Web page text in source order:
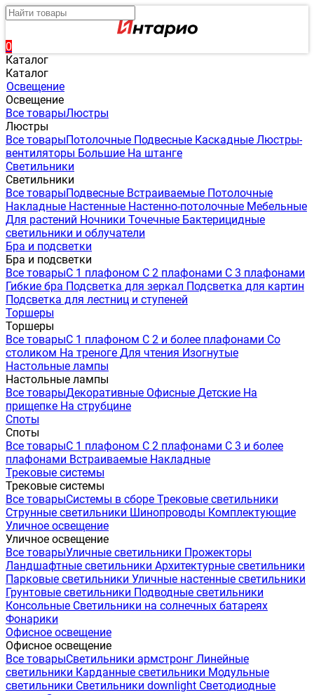
0
Каталог
Каталог
Освещение
Освещение
Все товарыЛюстры
Люстры
Все товарыПотолочные Подвесные Каскадные Люстры-
вентиляторы Большие На штанге
Светильники
Светильники
Все товарыПодвесные Встраиваемые Потолочные
Накладные Настенные Настенно-потолочные Мебельные
Для растений Ночники Точечные Бактерицидные
светильники и облучатели
Бра и подсветки
Бра и подсветки
Все товарыС 1 плафоном С 2 плафонами С 3 плафонами
Гибкие бра Подсветка для зеркал Подсветка для картин
Подсветка для лестниц и ступеней
Торшеры
Торшеры
Все товарыС 1 плафоном С 2 и более плафонами Со
столиком На треноге Для чтения Изогнутые
Настольные лампы
Настольные лампы
Все товарыДекоративные Офисные Детские На
прищепке На струбцине
Споты
Споты
Все товарыС 1 плафоном С 2 плафонами С 3 и более
плафонами Встраиваемые Накладные
Трековые системы
Трековые системы
Все товарыСистемы в сборе Трековые светильники
Струнные светильники Шинопроводы Комплектующие
Уличное освещение
Уличное освещение
Все товарыУличные светильники Прожекторы
Ландшафтные светильники Архитектурные светильники
Парковые светильники Уличные настенные светильники
Грунтовые светильники Подводные светильники
Консольные Светильники на солнечных батареях
Фонарики
Офисное освещение
Офисное освещение
Все товарыСветильники армстронг Линейные
светильники Карданные светильники Модульные
светильники Светильники downlight Светодиодные